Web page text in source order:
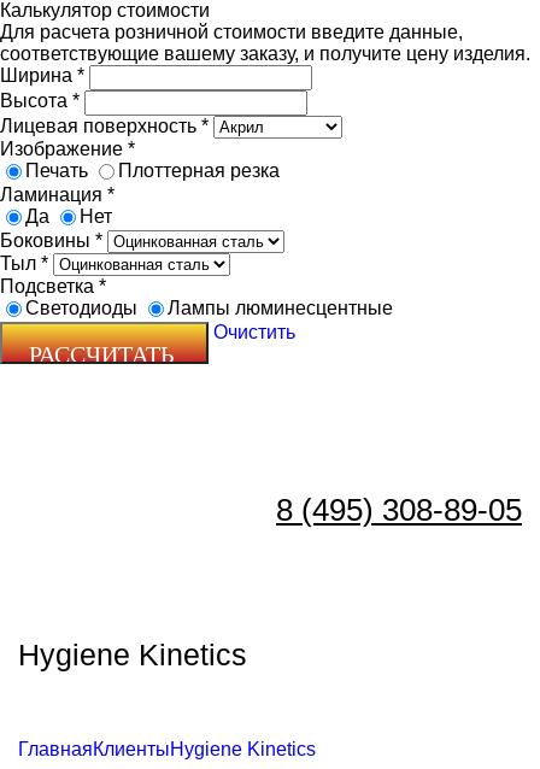
Калькулятор стоимости
Для расчета розничной стоимости введите данные,
соответствующие вашему заказу, и получите цену изделия.
Ширина *
Высота *
Лицевая поверхность *
Изображение *
Печать
Плоттерная резка
Ламинация *
Да
Нет
Боковины *
Тыл *
Подсветка *
Светодиоды
Лампы люминесцентные
Очистить
8 (495) 308-89-05
Hygiene Kinetics
ГлавнаяКлиентыHygiene Kinetics